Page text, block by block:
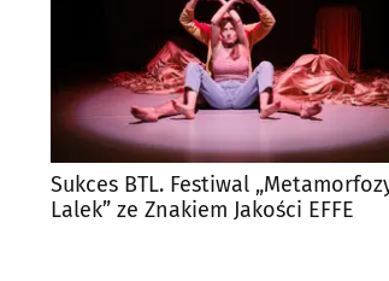
Sukces BTL. Festiwal
Lalek” ze Znakiem Jakości EFFE